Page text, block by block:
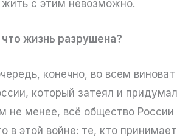
с этим невозможно.
что жизнь разрушена?
конечно, во всем виноват
который затеял и придумал
не менее, всё общество России
в этой войне: те, кто принимает